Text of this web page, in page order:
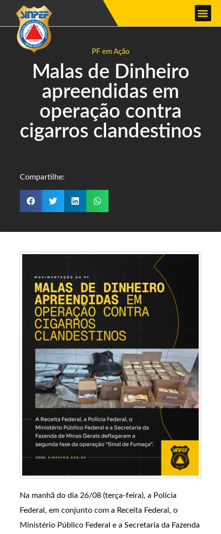
PF em Ação
Malas de Dinheiro
apreendidas em
operação contra
cigarros clandestinos
Compartilhe:
Na manhã do dia 26/08 (terça-feira), a Polícia
Federal, em conjunto com a Receita Federal, o
Ministério Público Federal e a Secretaria da Fazenda